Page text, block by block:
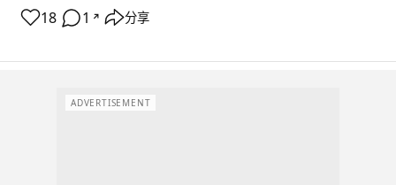
18 1 ↗ 分享
ADVERTISEMENT